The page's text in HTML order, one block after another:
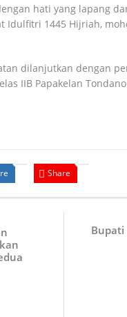
hati yang lapang
Idulfitri 1445 Hijriah,
dilanjutkan dengan
IIB Papakelan
Share
Bupati